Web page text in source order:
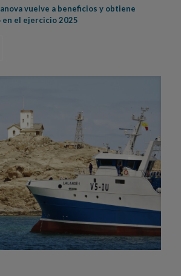
vuelve a beneficios y obtiene
el ejercicio 2025